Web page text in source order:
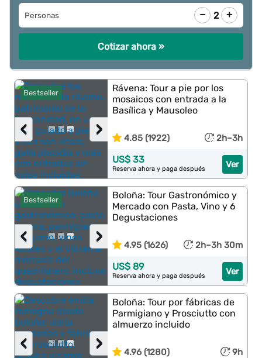
Personas − 2 +
Cotizar ahora »
Bestseller
›
‹
Rávena: Tour a pie por los
mosaicos con entrada a la
Basílica y Mausoleo
4.85 (1922) 2h–3h
Ver
US$ 33
Reserva ahora y paga después
Bestseller
›
‹
Boloña: Tour Gastronómico y
Mercado con Pasta, Vino y 6
Degustaciones
4.95 (1626) 2h–3h 30m
Ver
US$ 89
Reserva ahora y paga después
›
‹
Boloña: Tour por fábricas de
Parmigiano y Prosciutto con
almuerzo incluido
4.96 (1280) 9h